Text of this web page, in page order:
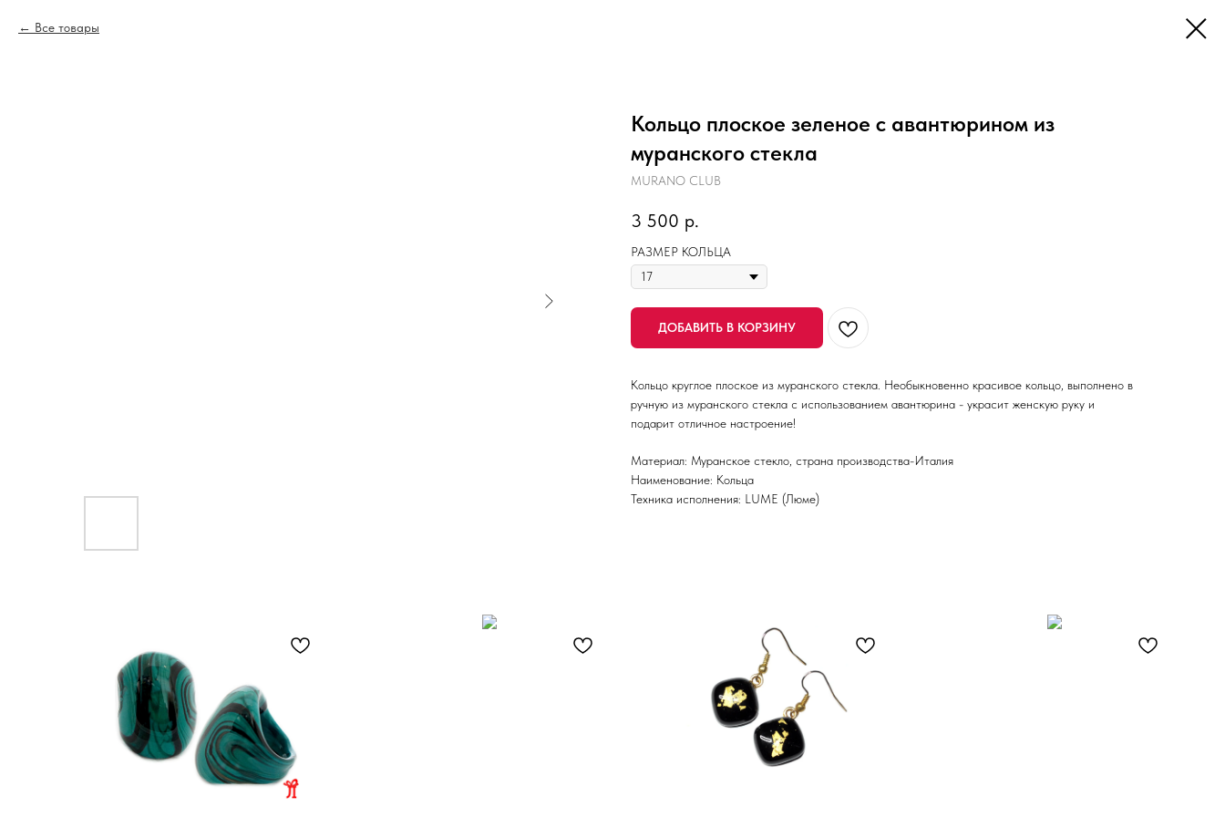
Все товары
Кольцо плоское зеленое с авантюрином из
муранского стекла
MURANO CLUB
3 500 р.
РАЗМЕР КОЛЬЦА
ДОБАВИТЬ В КОРЗИНУ
Кольцо круглое плоское из муранского стекла. Необыкновенно красивое кольцо, выполнено в
ручную из муранского стекла с использованием авантюрина - украсит женскую руку и
подарит отличное настроение!
Материал: Муранское стекло, страна производства-Италия
Наименование: Кольца
Техника исполнения: LUME (Люме)